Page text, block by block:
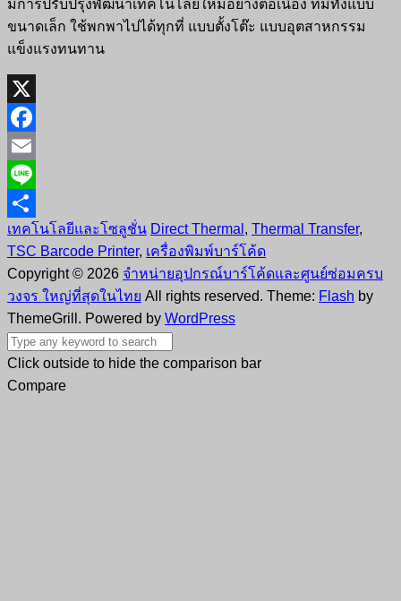
มีการปรับปรุงพัฒนาเทคโนโลยีใหม่อย่างต่อเนื่อง ที่มีทั้งแบบ
ขนาดเล็ก ใช้พกพาไปได้ทุกที่ แบบตั้งโต๊ะ แบบอุตสาหกรรม
แข็งแรงทนทาน
X
Facebook
Email
Line
Share
เทคโนโลยีและโซลูชั่น Direct Thermal , Thermal Transfer,
TSC Barcode Printer, เครื่องพิมพ์บาร์โค้ด
Copyright © 2026 จำหน่ายอุปกรณ์บาร์โค้ดและศูนย์ซ่อมครบ
วงจร ใหญ่ที่สุดในไทย All rights reserved. Theme: Flash by
ThemeGrill. Powered by WordPress
Click outside to hide the comparison bar
Compare